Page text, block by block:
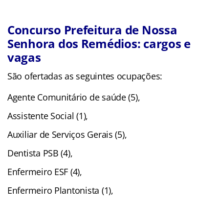
Concurso Prefeitura de Nossa
Senhora dos Remédios: cargos e
vagas
São ofertadas as seguintes ocupações:
Agente Comunitário de saúde (5),
Assistente Social (1),
Auxiliar de Serviços Gerais (5),
Dentista PSB (4),
Enfermeiro ESF (4),
Enfermeiro Plantonista (1),